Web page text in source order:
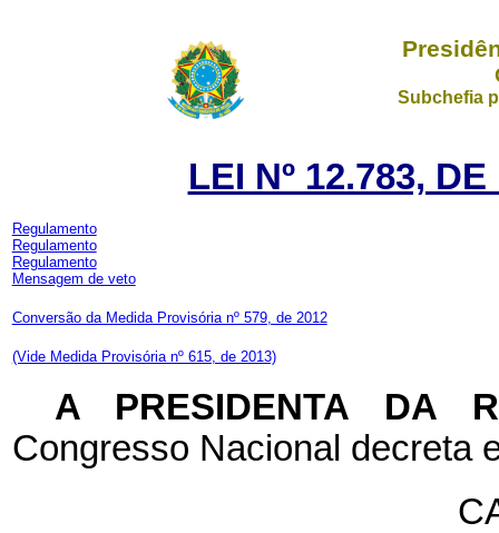
Subchefia
LEI Nº 12.783,
Regulamento
Regulamento
Regulamento
Mensagem de veto
Conversão da Medida Provisória nº 579, de 2012
(Vide Medida Provisória nº 615, de 2013)
A PRESIDENTA DA
Congresso Nacional decreta